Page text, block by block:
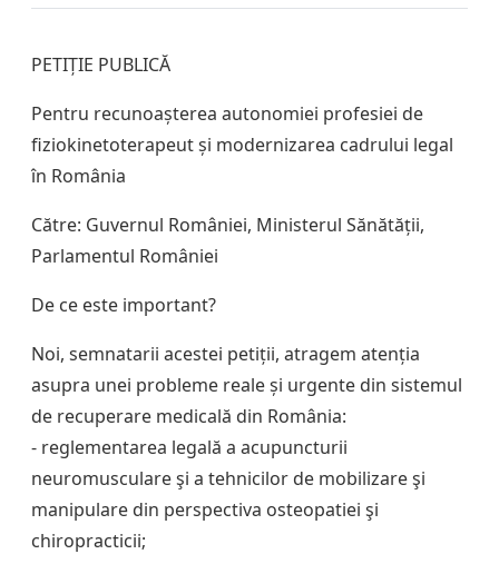
PETIȚIE PUBLICĂ
Pentru recunoașterea autonomiei profesiei de
fiziokinetoterapeut și modernizarea cadrului legal
în România
Către: Guvernul României, Ministerul Sănătății,
Parlamentul României
De ce este important?
Noi, semnatarii acestei petiții, atragem atenția
asupra unei probleme reale și urgente din sistemul
de recuperare medicală din România:
- reglementarea legală a acupuncturii
neuromusculare şi a tehnicilor de mobilizare şi
manipulare din perspectiva osteopatiei şi
chiropracticii;